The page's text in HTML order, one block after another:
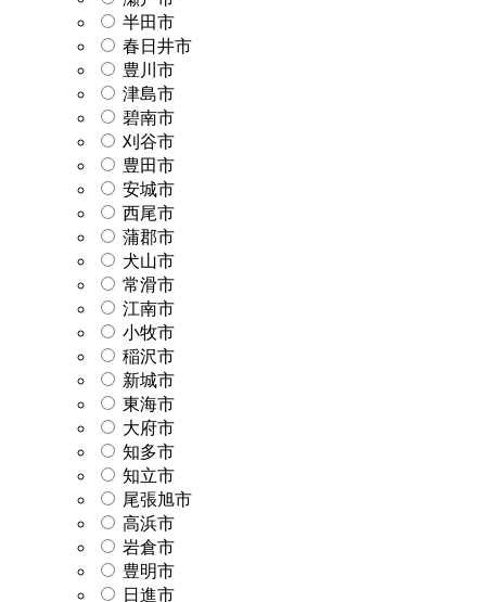
半田市
春日井市
豊川市
津島市
碧南市
刈谷市
豊田市
安城市
西尾市
蒲郡市
犬山市
常滑市
江南市
小牧市
稲沢市
新城市
東海市
大府市
知多市
知立市
尾張旭市
高浜市
岩倉市
豊明市
日進市